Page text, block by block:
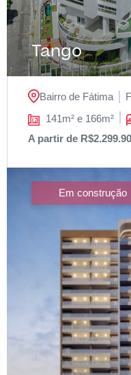
Tango
Bairro de Fátima
141m² e 166m²
A partir de
Em construção